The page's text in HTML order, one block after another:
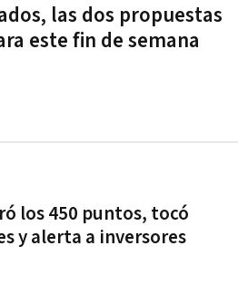
las dos propuestas
este fin de semana
los 450 puntos, tocó
y alerta a inversores